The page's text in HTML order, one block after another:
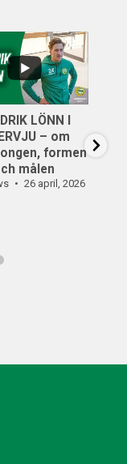
0
LÖNN I
– om
formen
målen
26 april, 2026